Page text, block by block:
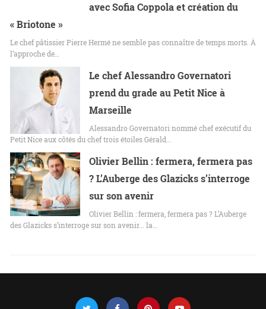
avec Sofia Coppola et création du
« Briotone »
Le chef pâtissier Pierre Hermé ne semble pas connaître de temps morts. À
l’approche de…
Le chef Alessandro Governatori
prend du grade au Petit Nice à
Marseille
Alessandro Governatori nommé chef exécutif du
Petit Nice aux côtés du chef trois étoiles Gérald…
Olivier Bellin : fermera, fermera pas
? L’Auberge des Glazicks s’interroge
sur son avenir
Olivier Bellin : fermera, fermera pas ? L’Auberge
des Glazicks s’interroge sur son avenir... la…